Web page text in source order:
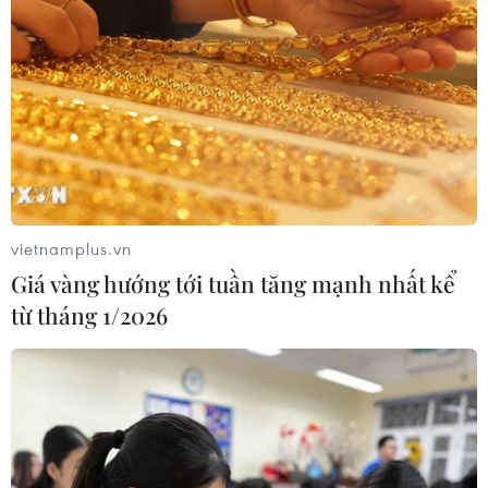
Cảnh báo lũ quét, sạt lở đất ở 8 tỉnh
khu vực Bắc Bộ và Thanh Hóa
06/08/2026 03:47
Xem thêm
CƠ QUAN CHỦ QUẢN: THÔNG TẤN XÃ VIỆT NAM
Tổng Biên tập: TRẦN TIẾN DUẨN
Phó Tổng Biên tập: NGUYỄN THỊ TÁM, KHÚC THANH
THỦY
vietnamplus.vn
Giá vàng hướng tới tuần tăng mạnh nhất kể
từ tháng 1/2026